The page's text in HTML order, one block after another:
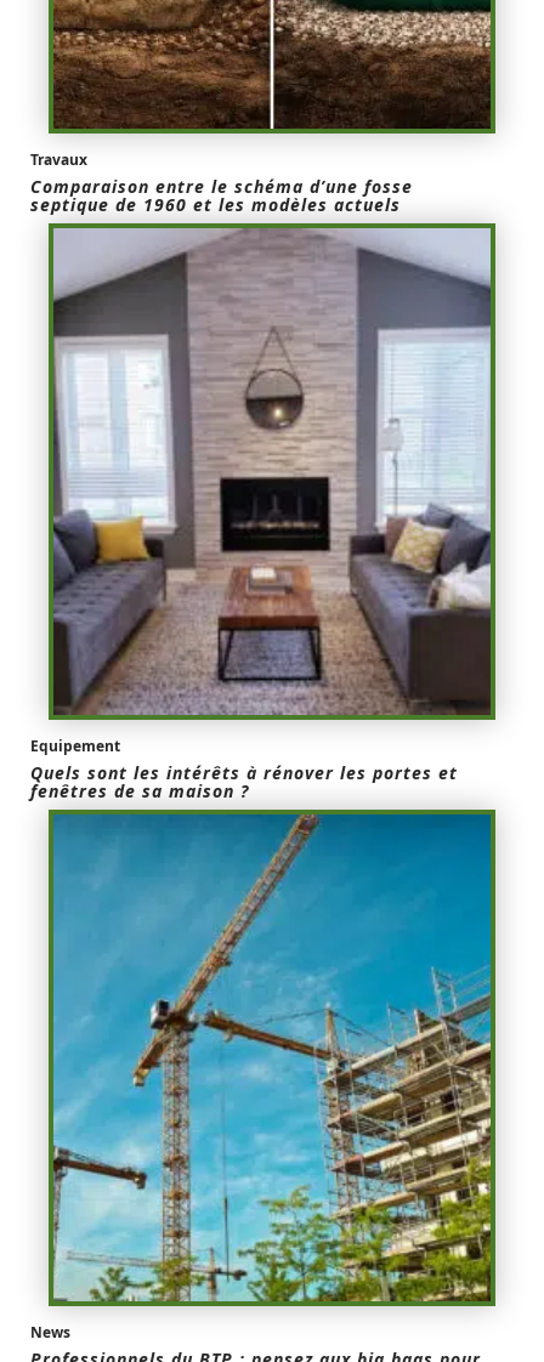
Travaux
Comparaison entre le schéma d’une fosse
septique de 1960 et les modèles actuels
Equipement
Quels sont les intérêts à rénover les portes et
fenêtres de sa maison ?
News